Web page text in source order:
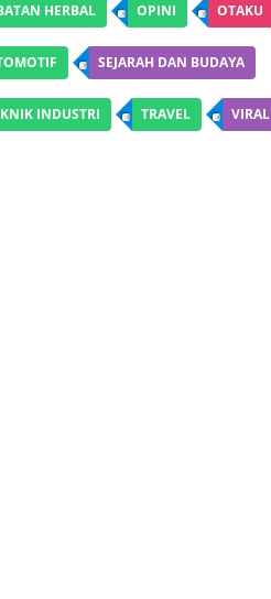
HERBAL OPINI OTAKU
SEJARAH DAN BUDAYA
INDUSTRI TRAVEL VIRAL